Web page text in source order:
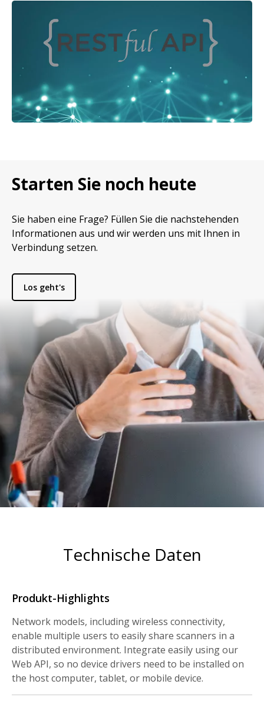
Bild
Starten Sie noch heute
Sie haben eine Frage? Füllen Sie die nachstehenden
Informationen aus und wir werden uns mit Ihnen in
Verbindung setzen.
Los geht's
Technische Daten
Produkt-Highlights
Network models, including wireless connectivity,
enable multiple users to easily share scanners in a
distributed environment. Integrate easily using our
Web API, so no device drivers need to be installed on
the host computer, tablet, or mobile device.